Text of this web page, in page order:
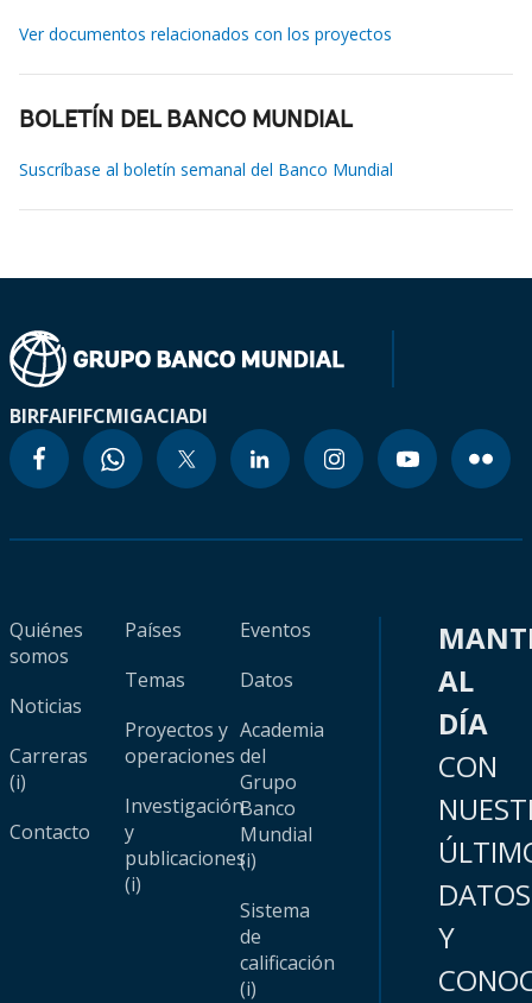
Ver documentos relacionados con los proyectos
BOLETÍN DEL BANCO MUNDIAL
Suscríbase al boletín semanal del Banco Mundial
BIRFAIFIFCMIGACIADI
Quiénes
somos
Noticias
Carreras
(i)
Contacto
Países
Temas
Proyectos y
operaciones
Investigación
y
publicaciones
(i)
Eventos
Datos
Academia
del
Grupo
Banco
Mundial
(i)
Sistema
de
calificación
(i)
AL
DÍA
CON
DATOS
Y